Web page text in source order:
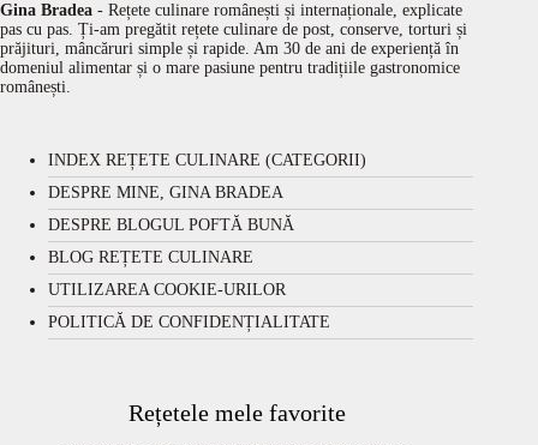
Gina Bradea - Rețete culinare românești și internaționale, explicate
pas cu pas. Ți-am pregătit rețete culinare de post, conserve, torturi și
prăjituri, mâncăruri simple și rapide. Am 30 de ani de experiență în
domeniul alimentar și o mare pasiune pentru tradițiile gastronomice
românești.
INDEX REȚETE CULINARE (CATEGORII)
DESPRE MINE, GINA BRADEA
DESPRE BLOGUL POFTĂ BUNĂ
BLOG REȚETE CULINARE
UTILIZAREA COOKIE-URILOR
POLITICĂ DE CONFIDENȚIALITATE
Rețetele mele favorite